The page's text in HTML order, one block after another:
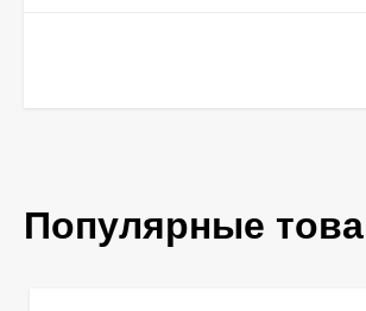
Популярные